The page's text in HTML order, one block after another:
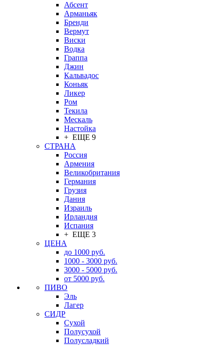
Абсент
Арманьяк
Бренди
Вермут
Виски
Водка
Граппа
Джин
Кальвадос
Коньяк
Ликер
Ром
Текила
Мескаль
Настойка
+ ЕЩЕ 9
СТРАНА
Россия
Армения
Великобритания
Германия
Грузия
Дания
Израиль
Ирландия
Испания
+ ЕЩЕ 3
ЦЕНА
до 1000 руб.
1000 - 3000 руб.
3000 - 5000 руб.
от 5000 руб.
ПИВО
Эль
Лагер
СИДР
Сухой
Полусухой
Полусладкий